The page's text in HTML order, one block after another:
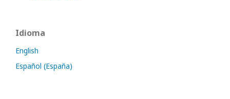
Idioma
English
Español (España)